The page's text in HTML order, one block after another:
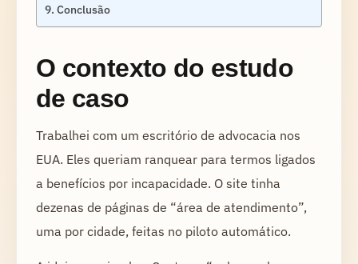
Conclusão
O contexto do estudo
de caso
Trabalhei com um escritório de advocacia nos
EUA. Eles queriam ranquear para termos ligados
a benefícios por incapacidade. O site tinha
dezenas de páginas de “área de atendimento”,
uma por cidade, feitas no piloto automático.